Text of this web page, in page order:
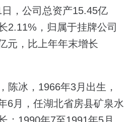
，公司总资产15.45亿
2.11%，归属于挂牌公司
元，比上年年末增长
陈冰，1966年3月出生，
6月，任湖北省房县矿泉水
；1990年7至1991年5月，